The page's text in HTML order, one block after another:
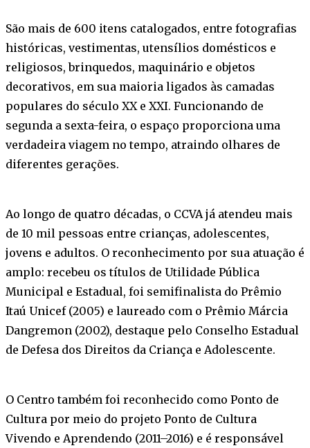
São mais de 600 itens catalogados, entre fotografias
históricas, vestimentas, utensílios domésticos e
religiosos, brinquedos, maquinário e objetos
decorativos, em sua maioria ligados às camadas
populares do século XX e XXI. Funcionando de
segunda a sexta-feira, o espaço proporciona uma
verdadeira viagem no tempo, atraindo olhares de
diferentes gerações.
Ao longo de quatro décadas, o CCVA já atendeu mais
de 10 mil pessoas entre crianças, adolescentes,
jovens e adultos. O reconhecimento por sua atuação é
amplo: recebeu os títulos de Utilidade Pública
Municipal e Estadual, foi semifinalista do Prêmio
Itaú Unicef (2005) e laureado com o Prêmio Márcia
Dangremon (2002), destaque pelo Conselho Estadual
de Defesa dos Direitos da Criança e Adolescente.
O Centro também foi reconhecido como Ponto de
Cultura por meio do projeto Ponto de Cultura
Vivendo e Aprendendo (2011–2016) e é responsável